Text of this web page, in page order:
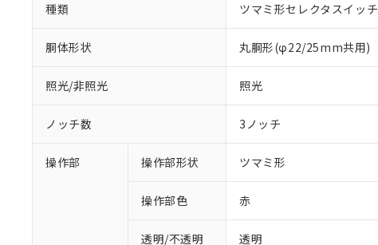
種類 ツマミ形セレクタスイッチ
胴体形状 丸胴形(φ22/25mm共用)
照光/非照光 照光
ノッチ数 3ノッチ
操作部 操作部形状 ツマミ形
操作部色 赤
透明/不透明 透明